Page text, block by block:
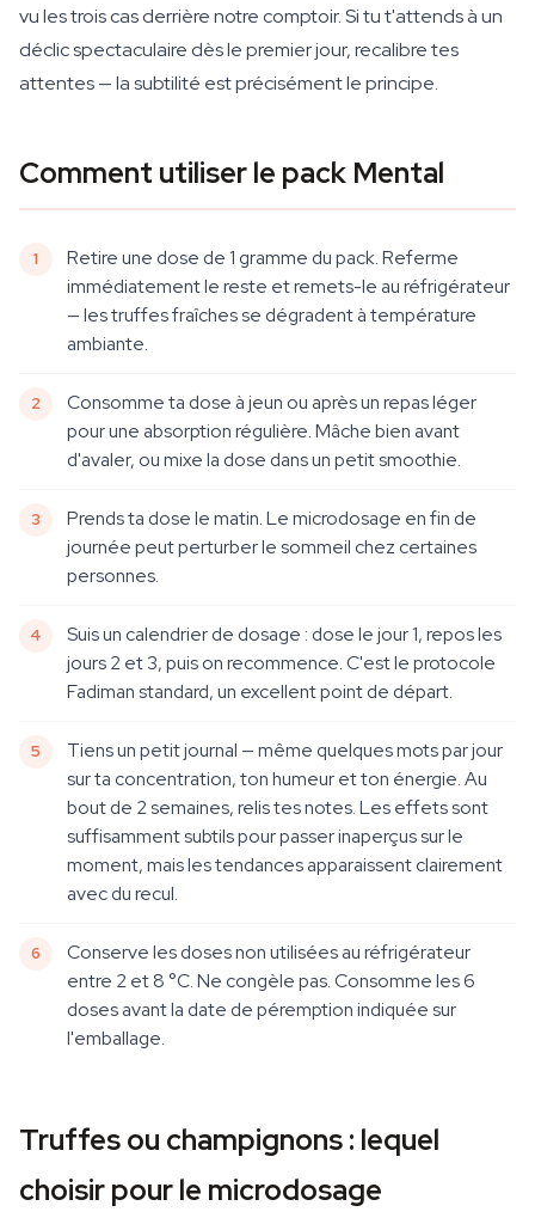
vu les trois cas derrière notre comptoir. Si tu t'attends à un
déclic spectaculaire dès le premier jour, recalibre tes
attentes — la subtilité est précisément le principe.
Comment utiliser le pack Mental
Retire une dose de 1 gramme du pack. Referme
immédiatement le reste et remets-le au réfrigérateur
— les truffes fraîches se dégradent à température
ambiante.
Consomme ta dose à jeun ou après un repas léger
pour une absorption régulière. Mâche bien avant
d'avaler, ou mixe la dose dans un petit smoothie.
Prends ta dose le matin. Le microdosage en fin de
journée peut perturber le sommeil chez certaines
personnes.
Suis un calendrier de dosage : dose le jour 1, repos les
jours 2 et 3, puis on recommence. C'est le protocole
Fadiman standard, un excellent point de départ.
Tiens un petit journal — même quelques mots par jour
sur ta concentration, ton humeur et ton énergie. Au
bout de 2 semaines, relis tes notes. Les effets sont
suffisamment subtils pour passer inaperçus sur le
moment, mais les tendances apparaissent clairement
avec du recul.
Conserve les doses non utilisées au réfrigérateur
entre 2 et 8 °C. Ne congèle pas. Consomme les 6
doses avant la date de péremption indiquée sur
l'emballage.
Truffes ou champignons : lequel
choisir pour le microdosage